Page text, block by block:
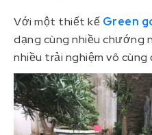
Với một thiết kế Green
dạng cùng nhiều chướng
nhiều trải nghiệm vô